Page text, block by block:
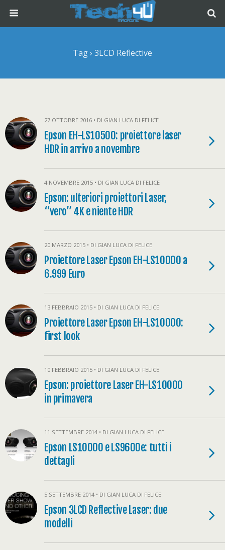
Tag › 3LCD Reflective
27 OTTOBRE 2016 • DI GIAN LUCA DI FELICE
Epson EH-LS10500: proiettore laser
HDR in arrivo a novembre
4 NOVEMBRE 2015 • DI GIAN LUCA DI FELICE
Epson: ulteriori proiettori Laser,
“vero” 4K e niente HDR
20 MARZO 2015 • DI GIAN LUCA DI FELICE
Proiettore Laser Epson EH-LS10000 a
6.999 Euro
13 FEBBRAIO 2015 • DI GIAN LUCA DI FELICE
Proiettore Laser Epson EH-LS10000:
first look
10 FEBBRAIO 2015 • DI GIAN LUCA DI FELICE
Epson: proiettore Laser EH-LS10000
in primavera
11 SETTEMBRE 2014 • DI GIAN LUCA DI FELICE
Epson LS10000 e LS9600e: tutti i
dettagli
5 SETTEMBRE 2014 • DI GIAN LUCA DI FELICE
Epson 3LCD Reflective Laser: due
modelli